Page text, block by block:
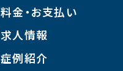
料金・お支払い
求人情報
症例紹介